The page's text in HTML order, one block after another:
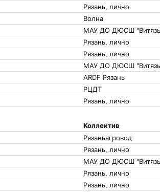
Рязань, лично
Волна
МАУ ДО ДЮСШ
Рязань, лично
Рязань, лично
МАУ ДО ДЮСШ
ARDF Рязань
РЦДТ
Рязань, лично
Коллектив
Рязаньагровод
Рязань, лично
МАУ ДО ДЮСШ
Рязань, лично
Рязань, лично